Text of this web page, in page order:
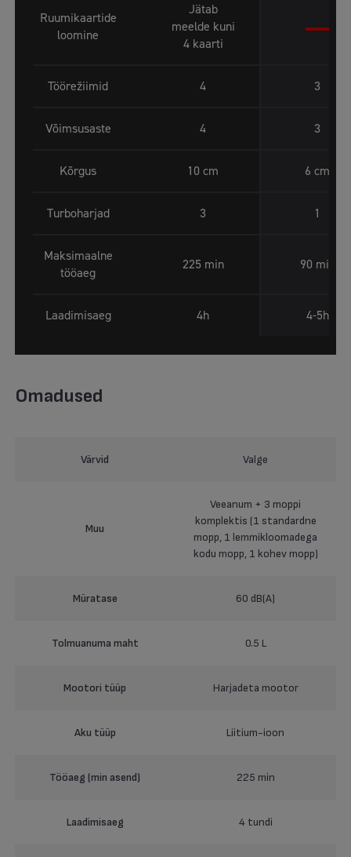
Ruumikaartide
loomine
Jätab
meelde kuni
4 kaarti
Töörežiimid 4 3
Võimsusaste 4 3
Kõrgus 10 cm 6 cm
Turboharjad 3 1
Maksimaalne
tööaeg
225 min 90 min
Laadimisaeg 4h 4-5h
Omadused
Värvid Valge
Muu
Veeanum + 3 moppi
komplektis (1 standardne
mopp, 1 lemmikloomadega
kodu mopp, 1 kohev mopp)
Müratase 60 dB(A)
Tolmuanuma maht 0.5 L
Mootori tüüp Harjadeta mootor
Aku tüüp Liitium-ioon
Tööaeg (min asend) 225 min
Laadimisaeg 4 tundi